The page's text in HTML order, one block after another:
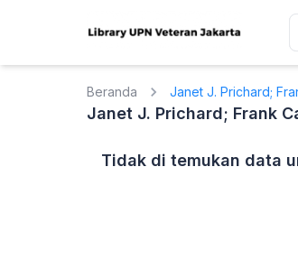
Beranda Janet J. Prichard;
Janet J. Prichard; Frank
Tidak di temukan data